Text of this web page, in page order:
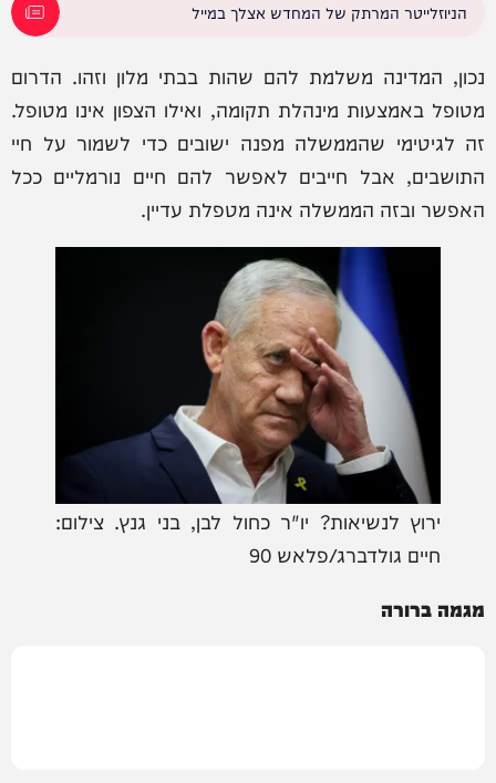
הניוזלייטר המרתק של המחדש אצלך במייל
נכון, המדינה משלמת להם שהות בבתי מלון וזהו. הדרום
מטופל באמצעות מינהלת תקומה, ואילו הצפון אינו מטופל.
זה לגיטימי שהממשלה מפנה ישובים כדי לשמור על חיי
התושבים, אבל חייבים לאפשר להם חיים נורמליים ככל
האפשר ובזה הממשלה אינה מטפלת עדיין.
ירוץ לנשיאות? יו"ר כחול לבן, בני גנץ. צילום:
חיים גולדברג/פלאש 90
מגמה ברורה